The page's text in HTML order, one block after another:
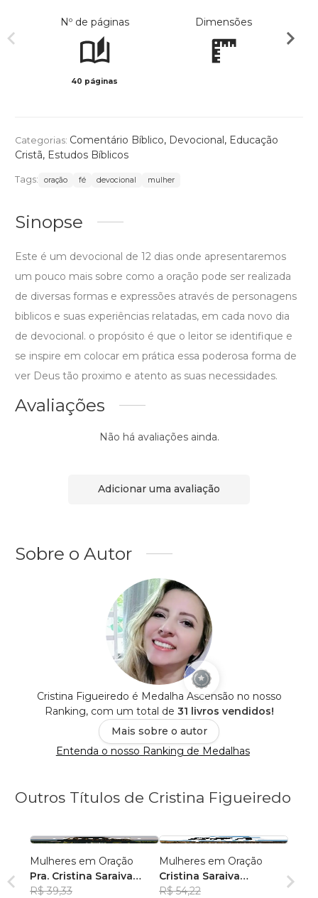
Nº de páginas
40 páginas
Dimensões
Categorias: Comentário Bíblico, Devocional, Educação
Cristã, Estudos Bíblicos
Tags: oração fé devocional mulher
Sinopse
Este é um devocional de 12 dias onde apresentaremos
um pouco mais sobre como a oração pode ser realizada
de diversas formas e expressões através de personagens
biblicos e suas experiências relatadas, em cada novo dia
de devocional. o propósito é que o leitor se identifique e
se inspire em colocar em prática essa poderosa forma de
ver Deus tão proximo e atento as suas necessidades.
Avaliações
Não há avaliações ainda.
Adicionar uma avaliação
Sobre o Autor
Cristina Figueiredo é Medalha Ascensão no nosso
Ranking, com um total de 31 livros vendidos!
Mais sobre o autor
Entenda o nosso Ranking de Medalhas
Outros Títulos de Cristina Figueiredo
Mulheres em Oração
Pra. Cristina Saraiva
Figueiredo
R$ 39,33
Mulheres em Oração
Cristina Saraiva
Figueirêdo
R$ 54,22